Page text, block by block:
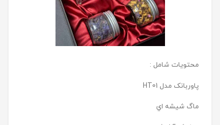
محتویات شامل :
پاوربانک مدل HT01
ماگ شيشه اي